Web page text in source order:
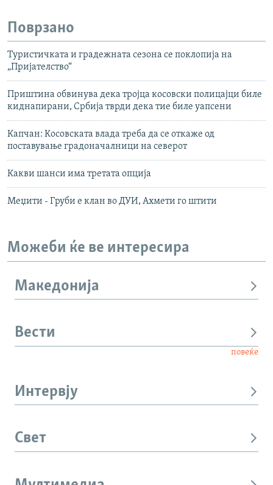
Поврзано
Tуристичката и градежната сезона се поклопија на
„Пријателство“
Приштина обвинува дека тројца косовски полицајци биле
киднапирани, Србија тврди дека тие биле уапсени
Капчан: Косовската влада треба да се откаже од
поставување градоначалници на северот
Какви шанси има третата опција
Меџити - Груби е клан во ДУИ, Ахмети го штити
Можеби ќе ве интересира
Македонија
Вести
повеќе
Интервју
Свет